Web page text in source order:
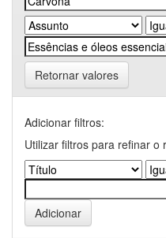
Retornar valores
Adicionar filtros:
Utilizar filtros para refinar o